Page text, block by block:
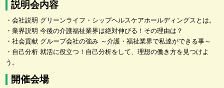
説明会内容
・会社説明 グリーンライフ・シップヘルスケアホールディングスとは。
・業界説明 今後の介護福祉業界は絶対伸びる！その理由は？
・社会貢献 グループ会社の強み ～介護・福祉業界で私達ができる事～
・自己分析 就活に役立つ！自己分析をして、理想の働き方を見つけよ
う。
開催会場